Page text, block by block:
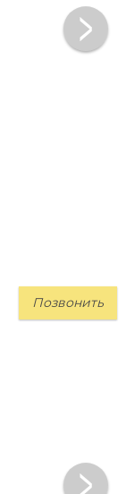
Позвонить